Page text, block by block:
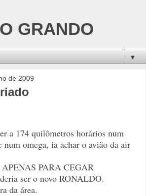
GRANDO
▼
de 2009
a 174 quilômetros horários num
num omega, ia achar o avião da air
PARA CEGAR
ser o novo RONALDO.
da área.